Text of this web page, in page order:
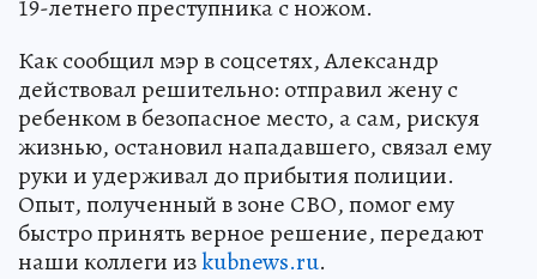
19-летнего преступника с ножом.
Как сообщил мэр в соцсетях, Александр
действовал решительно: отправил жену с
ребенком в безопасное место, а сам, рискуя
жизнью, остановил нападавшего, связал ему
руки и удерживал до прибытия полиции.
Опыт, полученный в зоне СВО, помог ему
быстро принять верное решение, передают
наши коллеги изkubnews.ru.